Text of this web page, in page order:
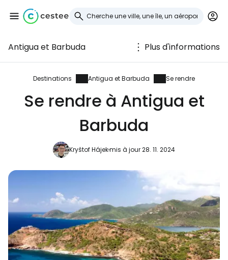
Antigua et Barbuda Plus d'informations
Destinations Antigua et Barbuda Se rendre
Se rendre à Antigua et
Barbuda
Kryštof Hájekmis à jour 28. 11. 2024
Se connecter à
Cestee
... la communauté mondiale des voyageurs
Continuer avec Facebook
Poursuivre avec le courrier
électronique